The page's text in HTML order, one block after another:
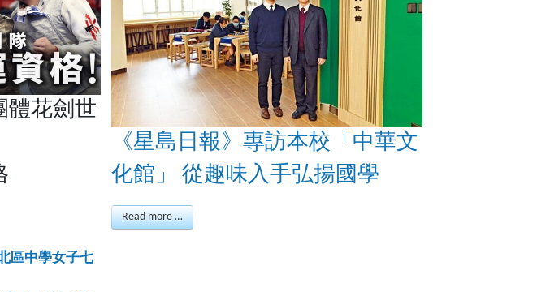
體花劍世
《星島日報》專訪本校「中華文
化館」 從趣味入手弘揚國學
Read more …
區中學女子七